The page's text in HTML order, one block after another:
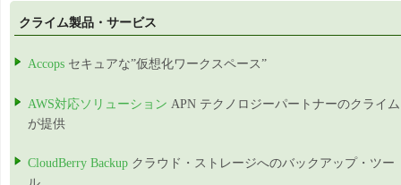
クライム製品・サービス
Accops セキュアな”仮想化ワークスペース”
AWS対応ソリューション APN テクノロジーパートナーのクライム
が提供
CloudBerry Backup クラウド・ストレージへのバックアップ・ツー